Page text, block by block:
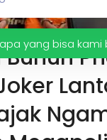
yang bisa kami